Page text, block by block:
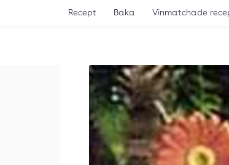
Recept Baka Vinmatchade